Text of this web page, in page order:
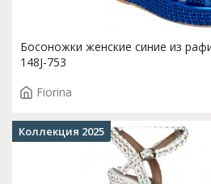
Босоножки женские синие из
148J-753
Fiorina
Коллекция 2025